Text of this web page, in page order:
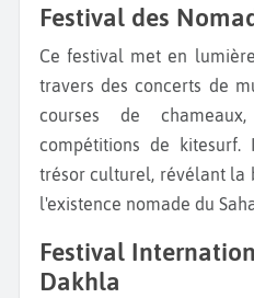
Festival des
Ce festival met en lumière la culture saharienne à
travers des concerts de
courses de
compétitions de
trésor culturel, révélant la
l'existence nomade du
Festival International du Film de
Dakhla